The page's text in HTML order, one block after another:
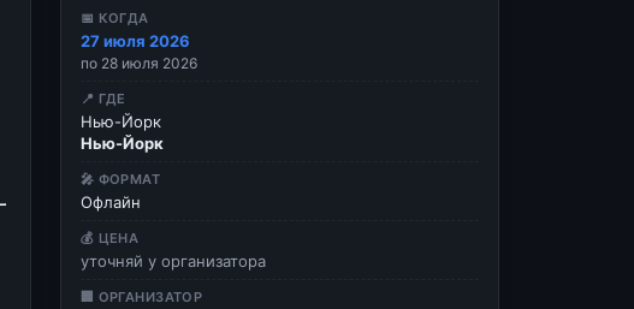
📅 КОГДА
27 июля 2026
по 28 июля 2026
📍 ГДЕ
Нью-Йорк
Нью-Йорк
🎤 ФОРМАТ
Офлайн
💰 ЦЕНА
уточняй у организатора
🏢 ОРГАНИЗАТОР